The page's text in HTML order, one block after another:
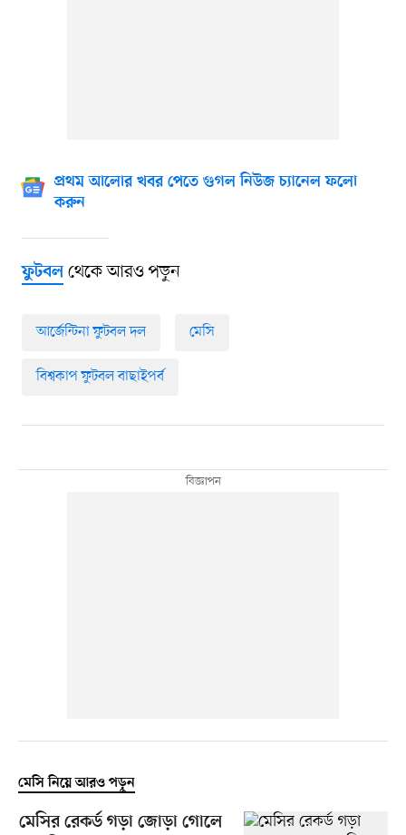
প্রথম আলোর খবর পেতে গুগল নিউজ চ্যানেল ফলো
করুন
ফুটবলথেকে আরও পড়ুন
আর্জেন্টিনা ফুটবল দল মেসি
বিশ্বকাপ ফুটবল বাছাইপর্ব
মেসি নিয়ে আরও পড়ুন
মেসির রেকর্ড গড়া জোড়া গোলে